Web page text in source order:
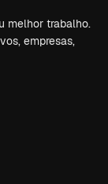
melhor trabalho.
empresas,